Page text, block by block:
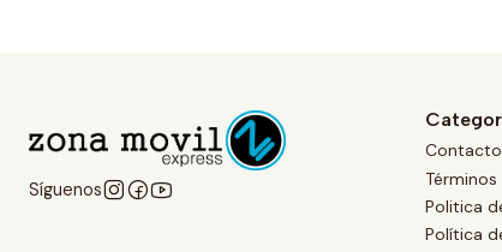
Síguenos
Contacto
Politica
Política